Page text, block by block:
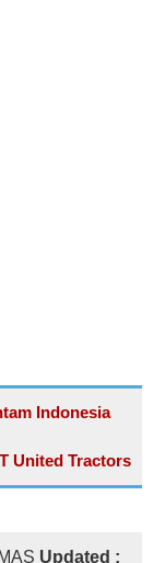
Indonesia
United Tractors
Updated :